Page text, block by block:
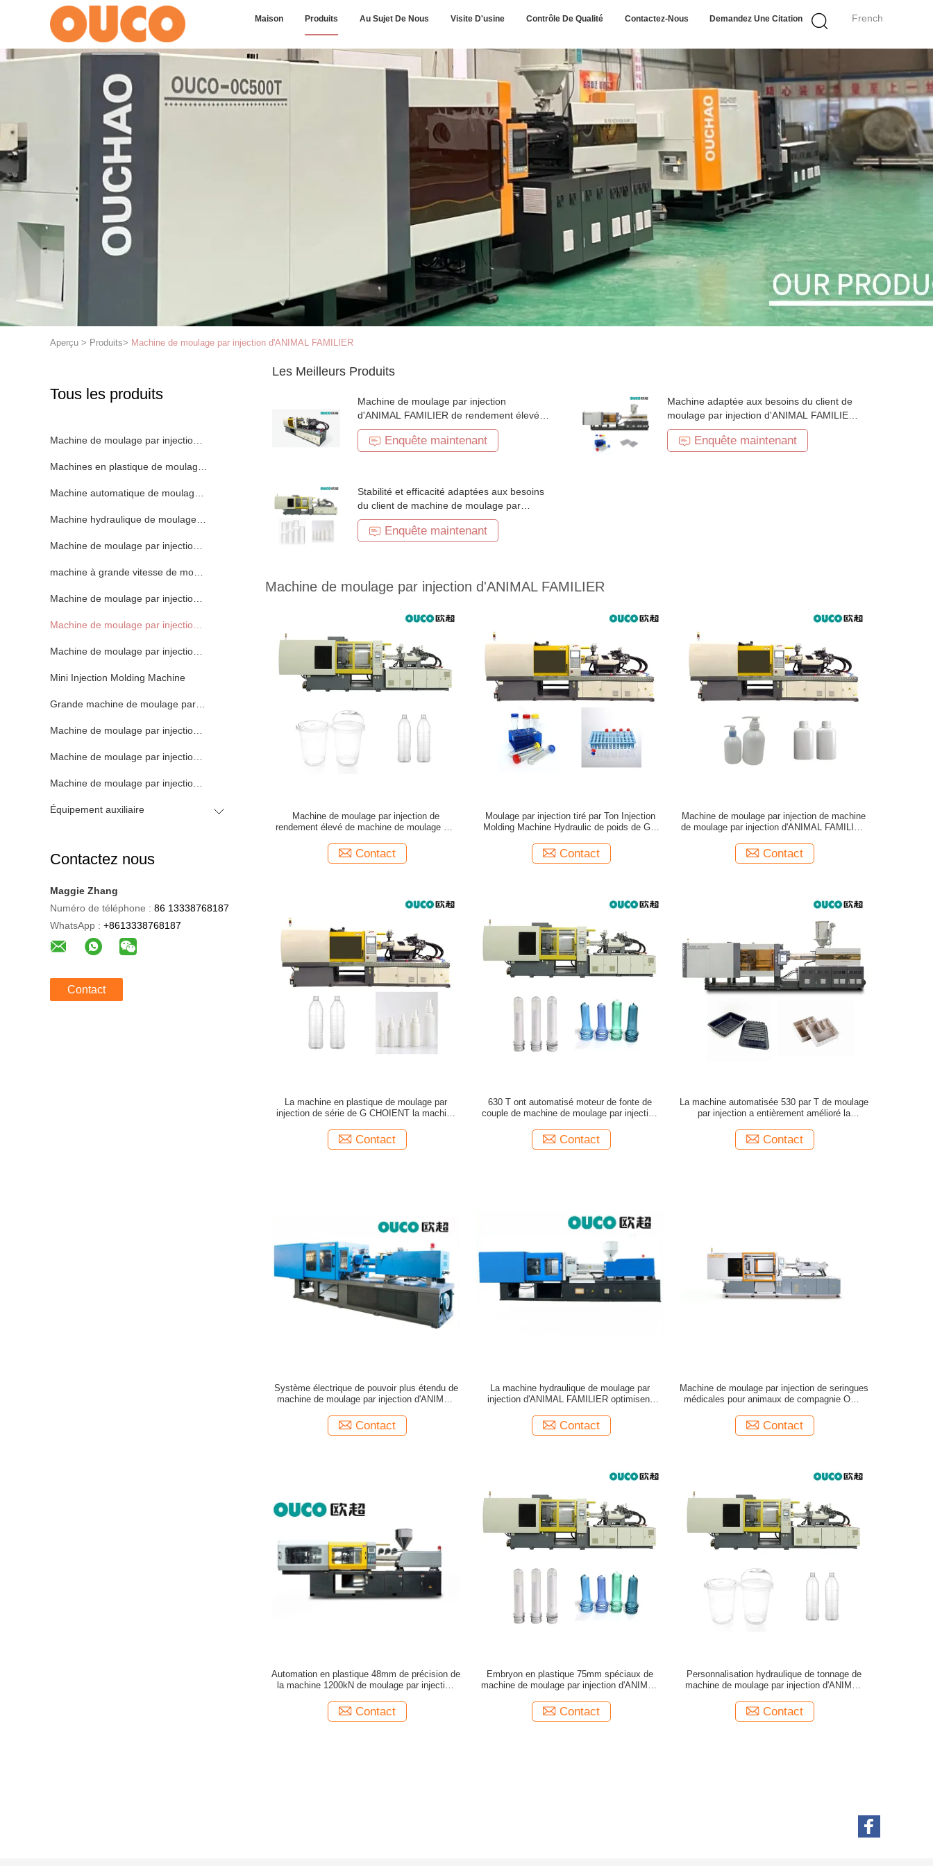
French
Maison Produits Au Sujet De Nous Visite D'usine Contrôle De Qualité Contactez-Nous Demandez Une Citation
Aperçu > Produits> Machine de moulage par injection d'ANIMAL FAMILIER
Tous les produits
Machine de moulage par injection de seau
Machines en plastique de moulage par injection
Machine automatique de moulage par injection
Machine hydraulique de moulage par injection
Machine de moulage par injection de haute précision
machine à grande vitesse de moulage par injection
Machine de moulage par injection de moteur servo
Machine de moulage par injection d'ANIMAL FAMILIER
Machine de moulage par injection de PVC
Mini Injection Molding Machine
Grande machine de moulage par injection
Machine de moulage par injection horizontale
Machine de moulage par injection de baril de vis
Machine de moulage par injection de bakélite
Équipement auxiliaire
Contactez nous
Maggie Zhang
Numéro de téléphone : 86 13338768187
WhatsApp : +8613338768187
Contact
Les Meilleurs Produits
Machine de moulage par injection
d'ANIMAL FAMILIER de rendement élevé et
d'économie d'énergie avec un plus grand
système d'alimentation
Enquête maintenant
Machine adaptée aux besoins du client de
moulage par injection d'ANIMAL FAMILIER
de haute sécurité avec un plus grand
système d'alimentation
Enquête maintenant
Stabilité et efficacité adaptées aux besoins
du client de machine de moulage par
injection d'ANIMAL FAMILIER de haute
sécurité en Chine
Enquête maintenant
Machine de moulage par injection d'ANIMAL FAMILIER
Machine de moulage par injection de
rendement élevé de machine de moulage par
Contact
Moulage par injection tiré par Ton Injection
Molding Machine Hydraulic de poids de GV
Contact
Machine de moulage par injection de machine
de moulage par injection d'ANIMAL FAMILIER
Contact
La machine en plastique de moulage par
injection de série de G CHOIENT la machine
Contact
630 T ont automatisé moteur de fonte de
couple de machine de moulage par injection
Contact
La machine automatisée 530 par T de moulage
par injection a entièrement amélioré la
Contact
Système électrique de pouvoir plus étendu de
machine de moulage par injection d'ANIMAL
Contact
La machine hydraulique de moulage par
injection d'ANIMAL FAMILIER optimisent
Contact
Machine de moulage par injection de seringues
médicales pour animaux de compagnie OCM
Contact
Automation en plastique 48mm de précision de
la machine 1200kN de moulage par injection
Contact
Embryon en plastique 75mm spéciaux de
machine de moulage par injection d'ANIMAL
Contact
Personnalisation hydraulique de tonnage de
machine de moulage par injection d'ANIMAL
Contact